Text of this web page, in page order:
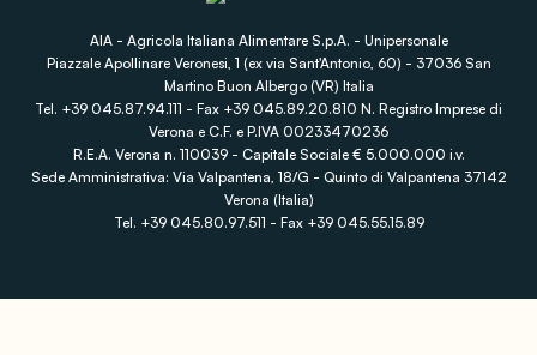
AIA - Agricola Italiana Alimentare S.p.A. - Unipersonale
Piazzale Apollinare Veronesi, 1 (ex via Sant'Antonio, 60) - 37036 San
Martino Buon Albergo (VR) Italia
Tel. +39 045.87.94.111 - Fax +39 045.89.20.810 N. Registro Imprese di
Verona e C.F. e P.IVA 00233470236
R.E.A. Verona n. 110039 - Capitale Sociale € 5.000.000 i.v.
Sede Amministrativa: Via Valpantena, 18/G - Quinto di Valpantena 37142
Verona (Italia)
Tel. +39 045.80.97.511 - Fax +39 045.55.15.89